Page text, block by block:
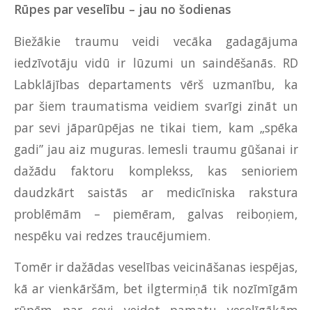
Rūpes par veselību – jau no šodienas
Biežākie traumu veidi vecāka gadagājuma
iedzīvotāju vidū ir lūzumi un saindēšanās. RD
Labklājības departaments vērš uzmanību, ka
par šiem traumatisma veidiem svarīgi zināt un
par sevi jāparūpējas ne tikai tiem, kam „spēka
gadi” jau aiz muguras. Iemesli traumu gūšanai ir
dažādu faktoru komplekss, kas senioriem
daudzkārt saistās ar medicīniska rakstura
problēmām – piemēram, galvas reiboņiem,
nespēku vai redzes traucējumiem.
Tomēr ir dažādas veselības veicināšanas iespējas,
kā ar vienkāršām, bet ilgtermiņā tik nozīmīgām